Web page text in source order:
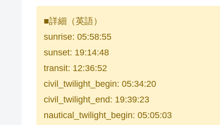
■詳細（英語）
sunrise: 05:58:55
sunset: 19:14:48
transit: 12:36:52
civil_twilight_begin: 05:34:20
civil_twilight_end: 19:39:23
nautical_twilight_begin: 05:05:03